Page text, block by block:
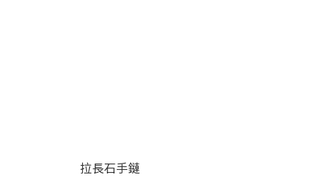
拉長石手鏈